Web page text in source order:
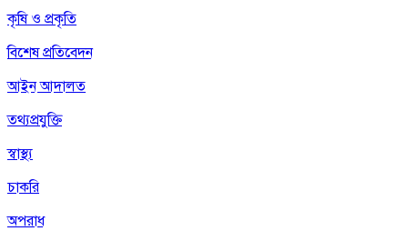
কৃষি ও প্রকৃতি
বিশেষ প্রতিবেদন
আইন আদালত
তথ্যপ্রযুক্তি
স্বাস্থ্য
চাকরি
অপরাধ